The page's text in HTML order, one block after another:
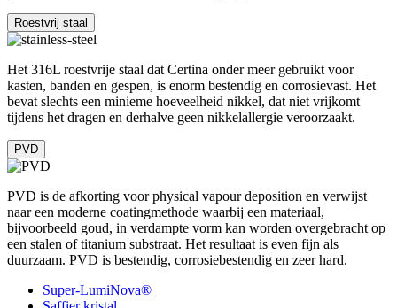
Roestvrij staal
Het 316L roestvrije staal dat Certina onder meer gebruikt voor
kasten, banden en gespen, is enorm bestendig en corrosievast. Het
bevat slechts een minieme hoeveelheid nikkel, dat niet vrijkomt
tijdens het dragen en derhalve geen nikkelallergie veroorzaakt.
PVD
PVD is de afkorting voor physical vapour deposition en verwijst
naar een moderne coatingmethode waarbij een materiaal,
bijvoorbeeld goud, in verdampte vorm kan worden overgebracht op
een stalen of titanium substraat. Het resultaat is even fijn als
duurzaam. PVD is bestendig, corrosiebestendig en zeer hard.
Super-LumiNova®